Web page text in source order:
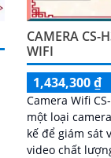
CAMERA CS-
WIFI
1,434,300 ₫
Camera Wifi
một loại
kế để giám sát
video chất lượng cao.